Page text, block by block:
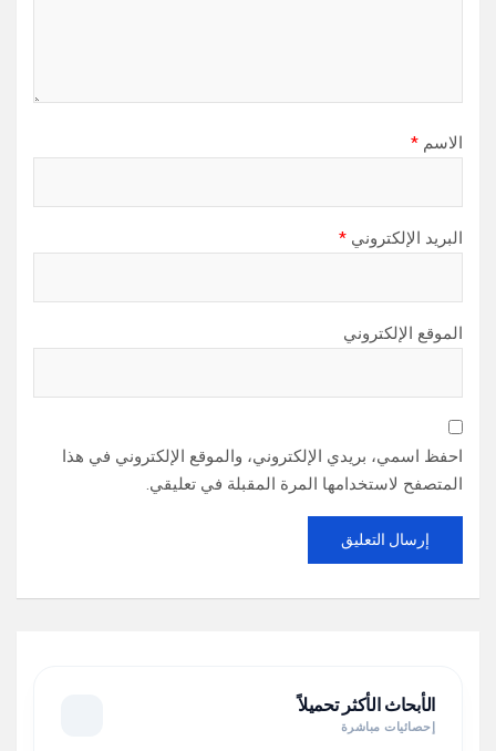
الاسم *
البريد الإلكتروني *
الموقع الإلكتروني
احفظ اسمي، بريدي الإلكتروني، والموقع الإلكتروني في هذا
المتصفح لاستخدامها المرة المقبلة في تعليقي.
الأبحاث الأكثر تحميلاً
إحصائيات مباشرة